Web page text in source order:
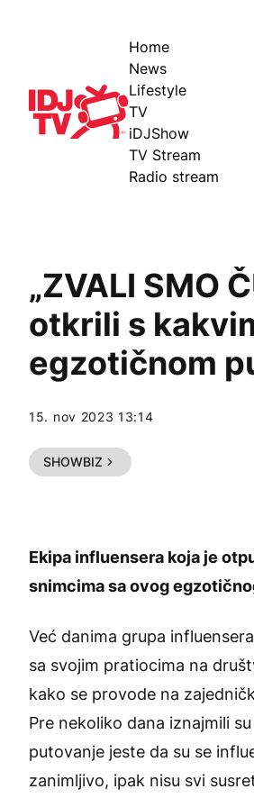
IDJ TV
Home
News
Lifestyle
TV
iDJShow
TV Stream
Radio stream
„ZVALI SMO
otkrili s
egzotičnom
15. nov 2023 13:14
SHOWBIZ
Ekipa influensera koja je
snimcima sa ovog
Već danima grupa
sa svojim pratiocima na
kako se provode na
Pre nekoliko dana iznajmili
putovanje jeste da su se
zanimljivo, ipak nisu svi